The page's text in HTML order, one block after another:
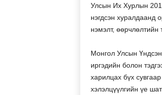
Улсын Их Хурлын
нэгдсэн хуралдаанд
нэмэлт, өөрчлөлтийн
Монгол Улсын
иргэдийн болон
харилцах бүх
хэлэлцүүлгийн үе